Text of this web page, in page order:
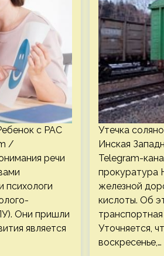
с РАС
/
речи
психологи
Они пришли
является
Утечка
Инская
Telegram-
прокуратура
железной
кислоты. Об
Уточняется,
воскресенье,…